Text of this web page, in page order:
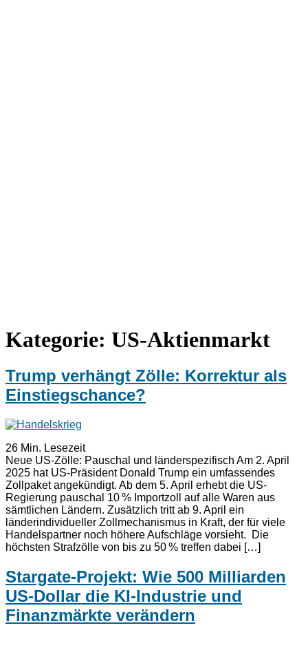
Kategorie: US-Aktienmarkt
Trump verhängt Zölle: Korrektur als
Einstiegschance?
26 Min. Lesezeit
Neue US-Zölle: Pauschal und länderspezifisch Am 2. April
2025 hat US-Präsident Donald Trump ein umfassendes
Zollpaket angekündigt. Ab dem 5. April erhebt die US-
Regierung pauschal 10 % Importzoll auf alle Waren aus
sämtlichen Ländern. Zusätzlich tritt ab 9. April ein
länderindividueller Zollmechanismus in Kraft, der für viele
Handelspartner noch höhere Aufschläge vorsieht. Die
höchsten Strafzölle von bis zu 50 % treffen dabei […]
Stargate-Projekt: Wie 500 Milliarden
US-Dollar die KI-Industrie und
Finanzmärkte verändern